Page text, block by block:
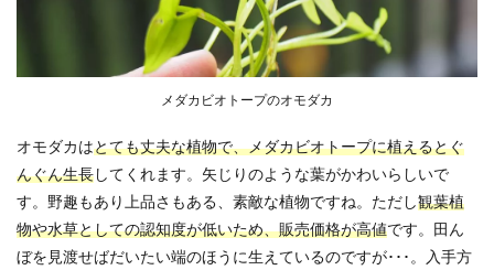
メダカビオトープのオモダカ
オモダカはとても丈夫な植物で、メダカビオトープに植えるとぐ
んぐん生長 してくれます。矢じりのような葉がかわいらしいで
す。野趣もあり上品さもある、素敵な植物ですね。ただし観葉植
物や水草としての認知度が低いため、販売価格が高値です。田ん
ぼを見渡せばだいたい端のほうに生えているのですが･･･。入手方